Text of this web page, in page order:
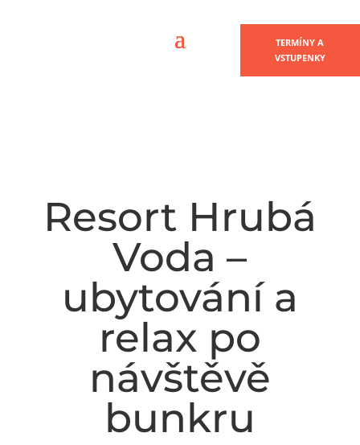
TERMÍNY A
VSTUPENKY
Resort Hrubá
Voda –
ubytování a
relax po
návštěvě
bunkru